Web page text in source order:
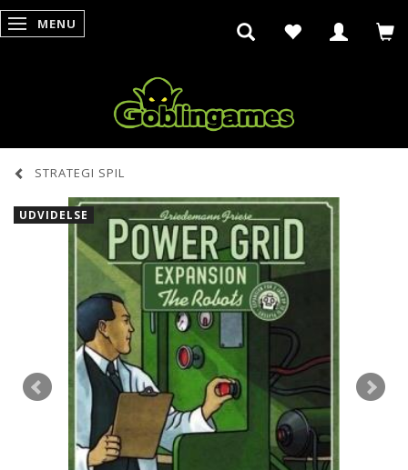
SKIFTE NAVIGATION
MENU
STRATEGI SPIL
UDVIDELSE